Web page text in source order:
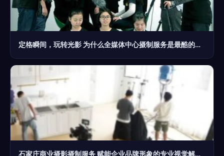
定格瞬间，玩转光影 为什么全媒体中心摄制服务是最酷的技能加成
石家庄商业摄影摄制服务 赋能企业品牌形象的专业视觉解决方案